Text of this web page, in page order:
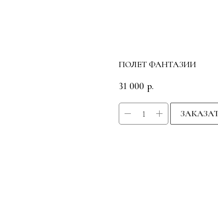
ПОЛЕТ ФАНТАЗИИ
31 000 р.